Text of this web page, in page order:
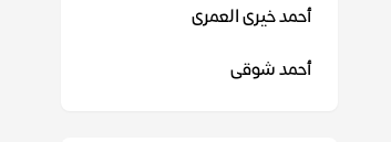
أحمد خيرى العمرى
أحمد شوقى